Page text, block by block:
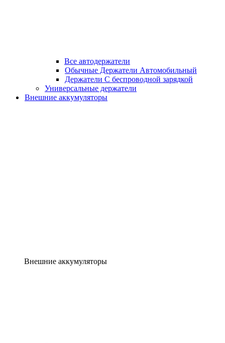
Все автодержатели
Обычные Держатели Автомобильный
Держатели С беспроводной зарядкой
Универсальные держатели
Внешние аккумуляторы
Внешние аккумуляторы